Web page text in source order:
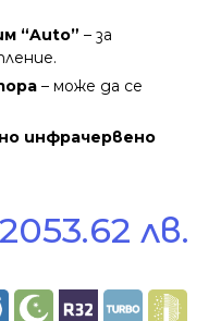
“Auto” – за
– може да се
инфрачервено
лв.